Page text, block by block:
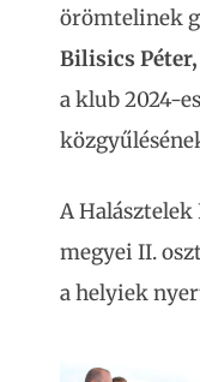
örömtelinek
Bilisics Péter,
a klub 2024-
A
megyei II.
a helyiek